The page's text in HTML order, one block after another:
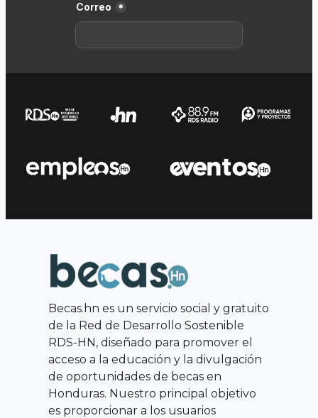
Becas.hn es un servicio social y gratuito
de la Red de Desarrollo Sostenible
RDS-HN, diseñado para promover el
acceso a la educación y la divulgación
de oportunidades de becas en
Honduras. Nuestro principal objetivo
es proporcionar a los usuarios